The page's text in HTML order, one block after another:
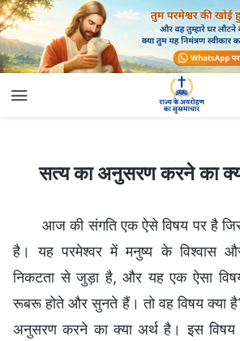
सत्य का अनुसरण करने का क्या अर्थ है (1)
सत्य का अनुसरण करने का
आज की संगति एक ऐसे विषय पर है
है। यह परमेश्वर में मनुष्य के
निकटता से जुड़ा है, और यह एक ऐसा
रूबरू होते और सुनते हैं। तो वह विषय क्या
अनुसरण करने का क्या अर्थ है। इस विषय